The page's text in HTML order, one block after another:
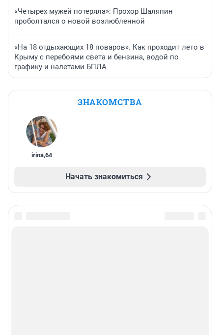
«Четырех мужей потеряла»: Прохор Шаляпин
проболтался о новой возлюбленной
«На 18 отдыхающих 18 поваров». Как проходит лето в
Крыму с перебоями света и бензина, водой по
графику и налетами БПЛА
ЗНАКОМСТВА
irina,64
Начать знакомиться